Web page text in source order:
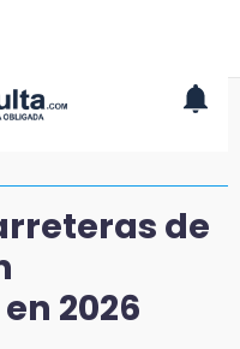
de
2026